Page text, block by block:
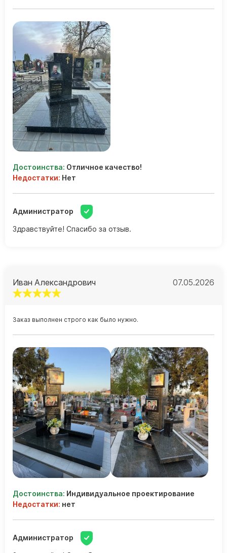
Достоинства: Отличное качество!
Недостатки: Нет
Администратор
Здравствуйте! Спасибо за отзыв.
Иван Александрович 07.05.2026
Достоинства: Индивидуальное проектирование
Недостатки: нет
Заказ выполнен строго как было нужно.
Администратор